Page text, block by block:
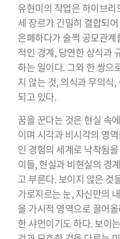
유현미의 작업은 하이브
세 장르가 긴밀히 결합되
은폐하다가 슬쩍 공모관
적인 경계, 당연한 상식과
하는 일이다. 그와 한 쌍으
지 않는 것, 의식과 무의식
되고 있다.
꿈을 꾼다는 것은 현실 속
이며 시각과 비시각의 영
인 경험의 세계로 낙착됨
이들, 현실과 비현실의 경
고 부른다. 보이지 않은 것
가로지르는 눈, 자신만의
을 가시적 영역으로 끌어
한 샤먼이기도 하다. 보이